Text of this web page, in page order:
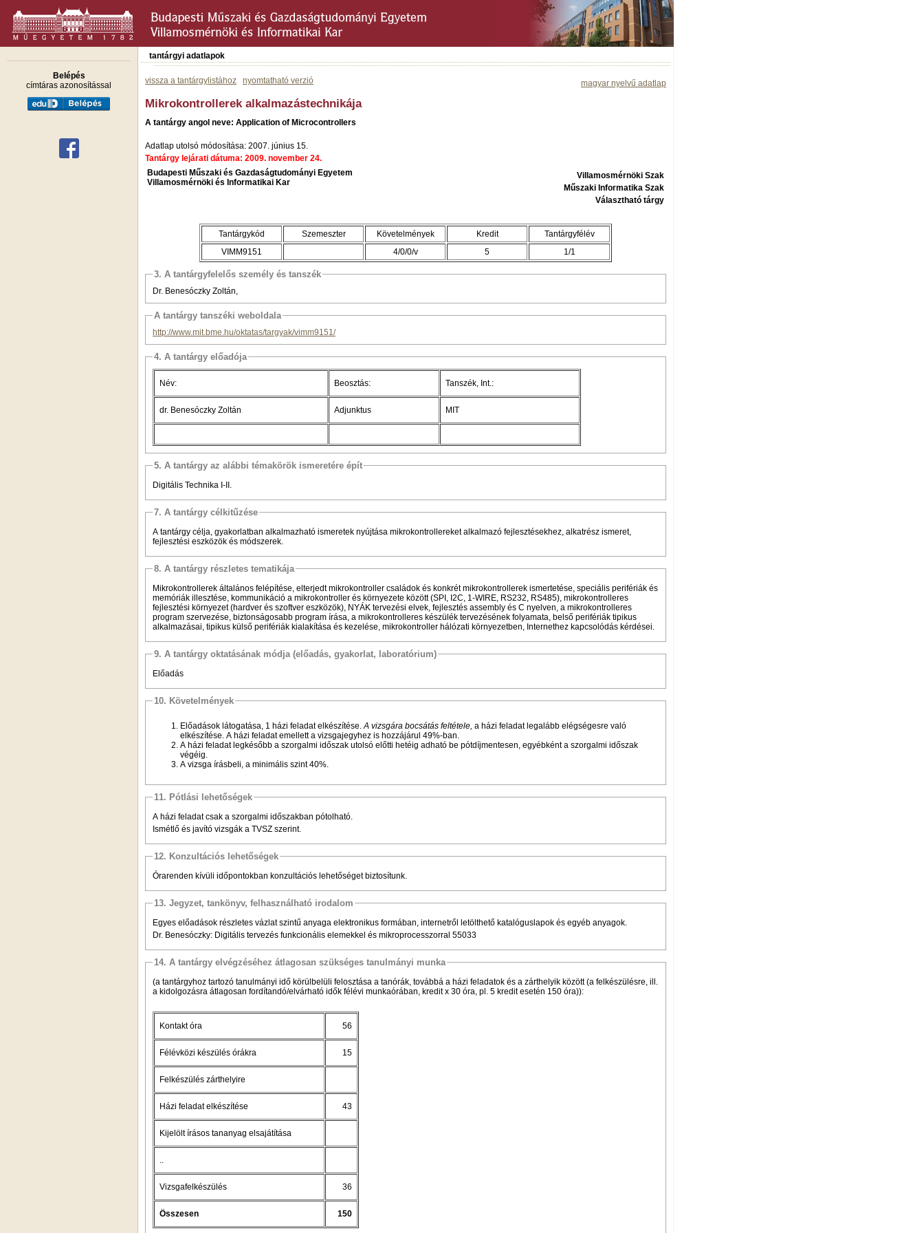
Belépés
címtáras azonosítással
tantárgyi adatlapok
magyar nyelvű adatlap
vissza a tantárgylistához nyomtatható verzió
Mikrokontrollerek alkalmazástechnikája
A tantárgy angol neve: Application of Microcontrollers
Adatlap utolsó módosítása: 2007. június 15.
Tantárgy lejárati dátuma: 2009. november 24.
Budapesti Műszaki és Gazdaságtudományi Egyetem
Villamosmérnöki és Informatikai Kar
Villamosmérnöki Szak
Műszaki Informatika Szak
Választható tárgy
Tantárgykód Szemeszter Követelmények Kredit
Tantárgyfélév
VIMM9151
4/0/0/v 5 1/1
3. A tantárgyfelelős személy és tanszék
Dr. Benesóczky Zoltán,
A tantárgy tanszéki weboldala
http://www.mit.bme.hu/oktatas/targyak/vimm9151/
4. A tantárgy előadója
Név: Beosztás: Tanszék, Int.:
dr. Benesóczky Zoltán Adjunktus MIT
5. A tantárgy az alábbi témakörök ismeretére épít
Digitális Technika I-II.
7. A tantárgy célkitűzése
A tantárgy célja, gyakorlatban alkalmazható ismeretek nyújtása mikrokontrollereket alkalmazó fejlesztésekhez, alkatrész ismeret,
fejlesztési eszközök és módszerek.
8. A tantárgy részletes tematikája
Mikrokontrollerek általános felépítése, elterjedt mikrokontroller családok és konkrét mikrokontrollerek ismertetése, speciális perifériák és
memóriák illesztése, kommunikáció a mikrokontroller és környezete között (SPI, I2C, 1-WIRE, RS232, RS485), mikrokontrolleres
fejlesztési környezet (hardver és szoftver eszközök), NYÁK tervezési elvek, fejlesztés assembly és C nyelven, a mikrokontrolleres
program szervezése, biztonságosabb program írása, a mikrokontrolleres készülék tervezésének folyamata, belső perifériák tipikus
alkalmazásai, tipikus külső perifériák kialakítása és kezelése, mikrokontroller hálózati környezetben, Internethez kapcsolódás kérdései.
9. A tantárgy oktatásának módja (előadás, gyakorlat, laboratórium)
Előadás
10. Követelmények
Előadások látogatása, 1 házi feladat elkészítése.A vizsgára bocsátás feltétele, a házi feladat legalább elégségesre való
elkészítése. A házi feladat emellett a vizsgajegyhez is hozzájárul 49%-ban.
A házi feladat legkésőbb a szorgalmi időszak utolsó előtti hetéig adható be pótdíjmentesen, egyébként a szorgalmi időszak
végéig.
A vizsga írásbeli, a minimális szint 40%.
11. Pótlási lehetőségek
A házi feladat csak a szorgalmi időszakban pótolható.
Ismétlő és javító vizsgák a TVSZ szerint.
12. Konzultációs lehetőségek
Órarenden kívüli időpontokban konzultációs lehetőséget biztosítunk.
13. Jegyzet, tankönyv, felhasználható irodalom
Egyes előadások részletes vázlat szintű anyaga elektronikus formában, internetről letölthető katalóguslapok és egyéb anyagok.
Dr. Benesóczky: Digitális tervezés funkcionális elemekkel és mikroprocesszorral 55033
14. A tantárgy elvégzéséhez átlagosan szükséges tanulmányi munka
(a tantárgyhoz tartozó tanulmányi idő körülbelüli felosztása a tanórák, továbbá a házi feladatok és a zárthelyik között (a felkészülésre, ill.
a kidolgozásra átlagosan fordítandó/elvárható idők félévi munkaórában, kredit x 30 óra, pl. 5 kredit esetén 150 óra)):
Kontakt óra 56
Félévközi készülés órákra 15
Felkészülés zárthelyire
Házi feladat elkészítése 43
Kijelölt írásos tananyag elsajátítása
..
Vizsgafelkészülés 36
Összesen 150